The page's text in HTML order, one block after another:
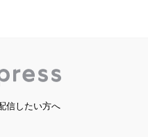
信したい方へ